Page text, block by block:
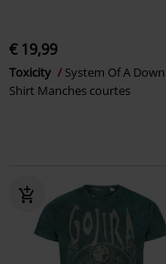
€ 19,99
Toxicity System Of A Down
Shirt Manches courtes